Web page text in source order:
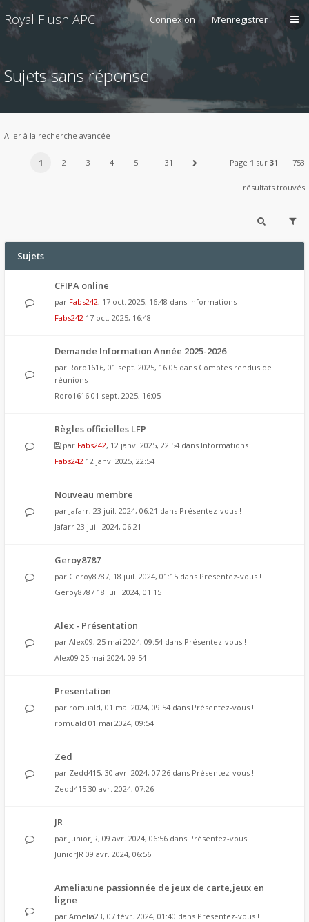
Royal Flush APC Connexion M’enregistrer
Sujets sans réponse
Aller à la recherche avancée
1 2 3 4 5 … 31 Page 1 sur 31 753
résultats trouvés
Sujets
CFIPA online
par Fabs242, 17 oct. 2025, 16:48 dans Informations
Fabs242 17 oct. 2025, 16:48
Demande Information Année 2025-2026
par Roro1616, 01 sept. 2025, 16:05 dans Comptes rendus de
réunions
Roro1616 01 sept. 2025, 16:05
Règles officielles LFP
par Fabs242, 12 janv. 2025, 22:54 dans Informations
Fabs242 12 janv. 2025, 22:54
Nouveau membre
par Jafarr, 23 juil. 2024, 06:21 dans Présentez-vous !
Jafarr 23 juil. 2024, 06:21
Geroy8787
par Geroy8787, 18 juil. 2024, 01:15 dans Présentez-vous !
Geroy8787 18 juil. 2024, 01:15
Alex - Présentation
par Alex09, 25 mai 2024, 09:54 dans Présentez-vous !
Alex09 25 mai 2024, 09:54
Presentation
par romuald, 01 mai 2024, 09:54 dans Présentez-vous !
romuald 01 mai 2024, 09:54
Zed
par Zedd415, 30 avr. 2024, 07:26 dans Présentez-vous !
Zedd415 30 avr. 2024, 07:26
JR
par JuniorJR, 09 avr. 2024, 06:56 dans Présentez-vous !
JuniorJR 09 avr. 2024, 06:56
Amelia:une passionnée de jeux de carte,jeux en
ligne
par Amelia23, 07 févr. 2024, 01:40 dans Présentez-vous !